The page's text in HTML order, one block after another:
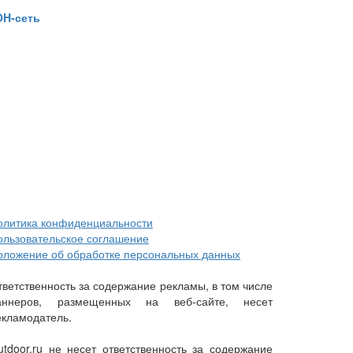
сеть
конфиденциальности
соглашение
об обработке персональных данных
за содержание рекламы, в том числе
размещенных на веб-сайте, несет
не несет ответственность за содержание